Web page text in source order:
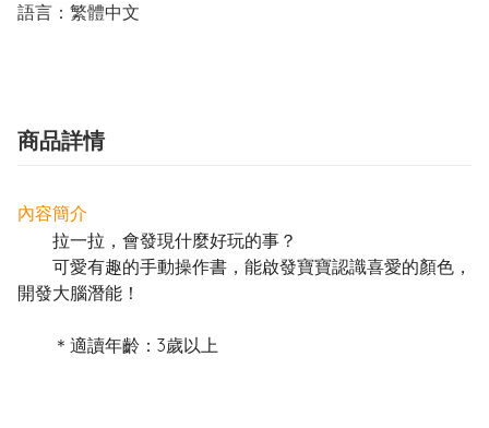
語言：繁體中文
商品詳情
內容簡介
拉一拉，會發現什麼好玩的事？
可愛有趣的手動操作書，能啟發寶寶認識喜愛的顏色，
開發大腦潛能！
＊適讀年齡：3歲以上